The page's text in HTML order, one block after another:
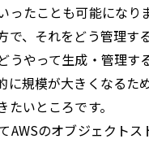
たことも可能になりま
で、それをどう管理
やって生成・管理す
規模が大きくなるた
いところです。
のオブジェクト